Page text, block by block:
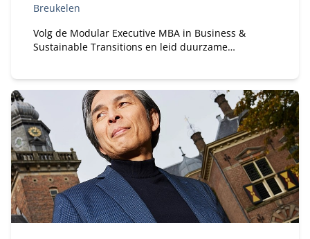
Breukelen
Volg de Modular Executive MBA in Business &
Sustainable Transitions en leid duurzame